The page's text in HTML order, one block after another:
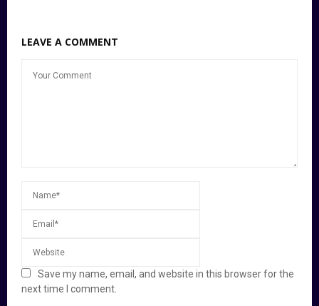
LEAVE A COMMENT
Save my name, email, and website in this browser for the
next time I comment.